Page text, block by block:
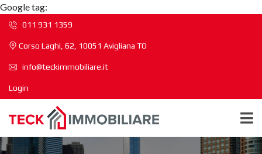
Google tag:
011 931 1359
Corso Laghi, 62, 10051 Avigliana TO
info@teckimmobiliare.it
Login